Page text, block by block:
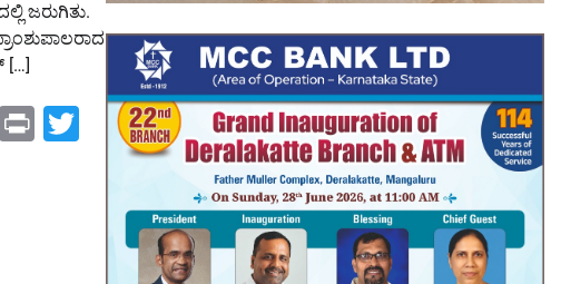
ಜರುಗಿತು.
Outlook.com
Print Twitter